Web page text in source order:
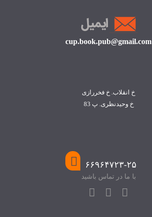
cup.book.pub@gmail.com
خ انقلاب. خ فخررازی
خ وحیدنظری. پ 83
۶۶۹۶۴۷۲۳-۲۵
با ما در تماس باشید